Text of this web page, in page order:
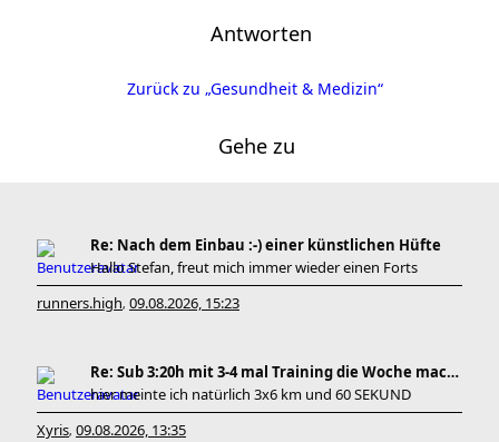
Antworten
Zurück zu „Gesundheit & Medizin“
Gehe zu
Re: Nach dem Einbau :-) einer künstlichen Hüfte
Hallo Stefan, freut mich immer wieder einen Forts
runners.high, 09.08.2026, 15:23
Re: Sub 3:20h mit 3-4 mal Training die Woche machb
hier meinte ich natürlich 3x6 km und 60 SEKUND
Xyris, 09.08.2026, 13:35